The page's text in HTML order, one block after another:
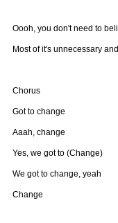
Oooh, you don't need to
Most of it's unnecessary
Chorus
Got to change
Aaah, change
Yes, we got to (Change)
We got to change, yeah
Change